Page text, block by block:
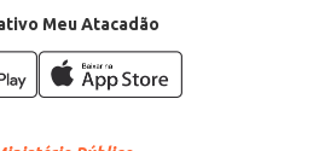
Meu Atacadão